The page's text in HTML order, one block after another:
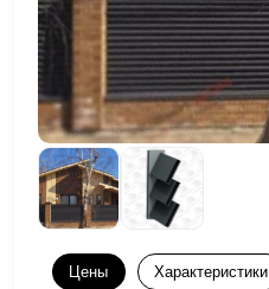
Цены Характеристики